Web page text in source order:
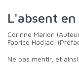
L'absent
Corinne Marion
Fabrice Hadjadj
Ne pas mentir, et ainsi creuser jusqu'au roc pour se frotter à la